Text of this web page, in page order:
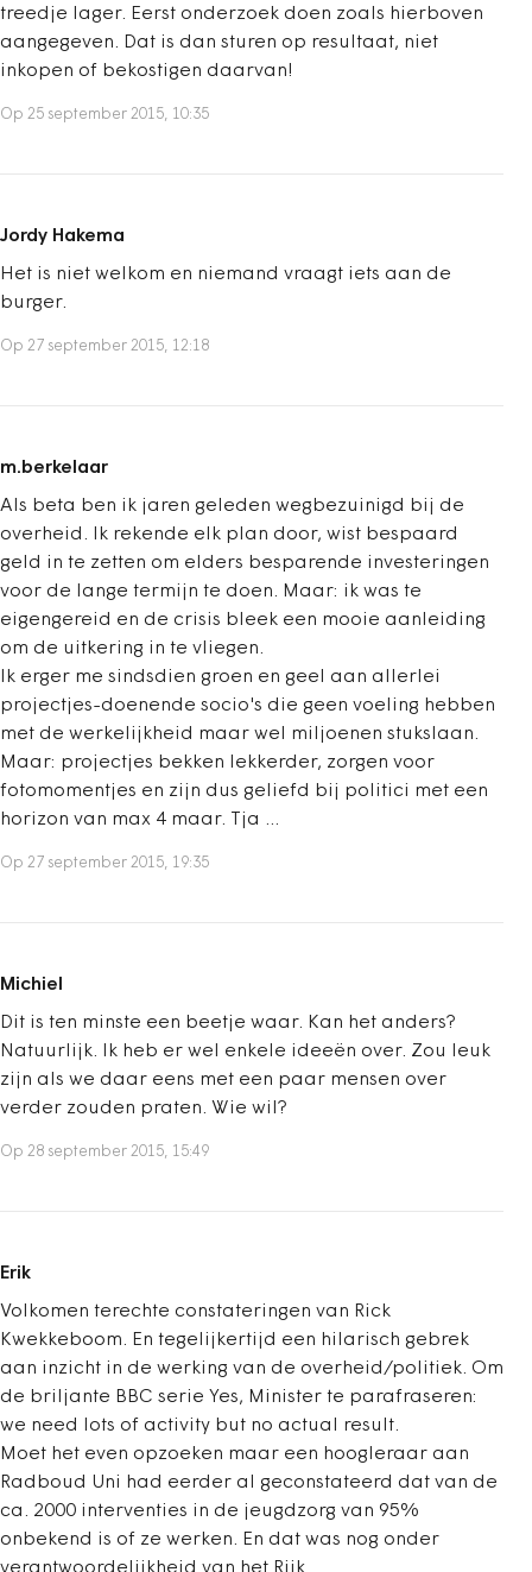
treedje lager. Eerst onderzoek doen zoals hierboven
aangegeven. Dat is dan sturen op resultaat, niet
inkopen of bekostigen daarvan!
Op 25 september 2015, 10:35
Jordy Hakema
Het is niet welkom en niemand vraagt iets aan de
burger.
Op 27 september 2015, 12:18
m.berkelaar
Als beta ben ik jaren geleden wegbezuinigd bij de
overheid. Ik rekende elk plan door, wist bespaard
geld in te zetten om elders besparende investeringen
voor de lange termijn te doen. Maar: ik was te
eigengereid en de crisis bleek een mooie aanleiding
om de uitkering in te vliegen.
Ik erger me sindsdien groen en geel aan allerlei
projectjes-doenende socio's die geen voeling hebben
met de werkelijkheid maar wel miljoenen stukslaan.
Maar: projectjes bekken lekkerder, zorgen voor
fotomomentjes en zijn dus geliefd bij politici met een
horizon van max 4 maar. Tja ...
Op 27 september 2015, 19:35
Michiel
Dit is ten minste een beetje waar. Kan het anders?
Natuurlijk. Ik heb er wel enkele ideeën over. Zou leuk
zijn als we daar eens met een paar mensen over
verder zouden praten. Wie wil?
Op 28 september 2015, 15:49
Erik
Volkomen terechte constateringen van Rick
Kwekkeboom. En tegelijkertijd een hilarisch gebrek
aan inzicht in de werking van de overheid/politiek. Om
de briljante BBC serie Yes, Minister te parafraseren:
we need lots of activity but no actual result.
Moet het even opzoeken maar een hoogleraar aan
Radboud Uni had eerder al geconstateerd dat van de
ca. 2000 interventies in de jeugdzorg van 95%
onbekend is of ze werken. En dat was nog onder